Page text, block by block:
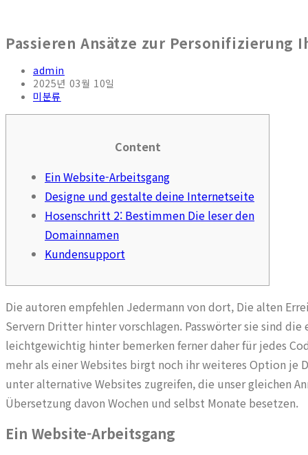
Passieren Ansätze zur Personifizierung
admin
2025년 03월 10일
미분류
Content
Ein Website-Arbeitsgang
Designe und gestalte deine Internetseite
Hosenschritt 2: Bestimmen Die leser den
Domainnamen
Kundensupport
Die autoren empfehlen Jedermann von dort, Die alten
Servern Dritter hinter vorschlagen. Passwörter sie sind
leichtgewichtig hinter bemerken ferner daher für jedes
mehr als einer Websites birgt noch ihr weiteres Option je
unter alternative Websites zugreifen, die unser gleichen
Übersetzung davon Wochen und selbst Monate besetzen.
Ein Website-Arbeitsgang